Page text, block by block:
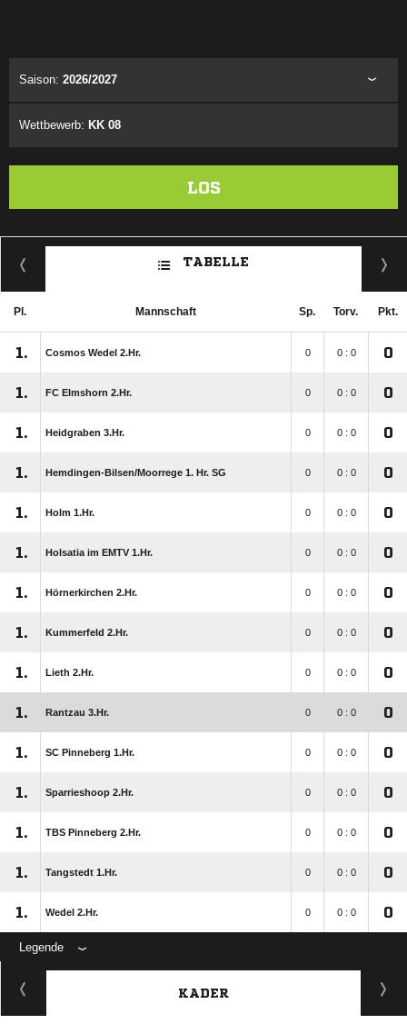
Saison: 2026/2027
Wettbewerb: KK 08
LOS
TABELLE
Pl. Mannschaft Sp. Torv. Pkt.
1. Cosmos Wedel 2.Hr. 0 0 : 0 0
1. FC Elmshorn 2.Hr. 0 0 : 0 0
1. Heidgraben 3.Hr. 0 0 : 0 0
1. Hemdingen-Bilsen/​Moorrege 1. Hr. SG 0 0 : 0 0
1. Holm 1.Hr. 0 0 : 0 0
1. Holsatia im EMTV 1.Hr. 0 0 : 0 0
1. Hörnerkirchen 2.Hr. 0 0 : 0 0
1. Kummerfeld 2.Hr. 0 0 : 0 0
1. Lieth 2.Hr. 0 0 : 0 0
1. Rantzau 3.Hr. 0 0 : 0 0
1. SC Pinneberg 1.Hr. 0 0 : 0 0
1. Sparrieshoop 2.Hr. 0 0 : 0 0
1. TBS Pinneberg 2.Hr. 0 0 : 0 0
1. Tangstedt 1.Hr. 0 0 : 0 0
1. Wedel 2.Hr. 0 0 : 0 0
Legende
KADER